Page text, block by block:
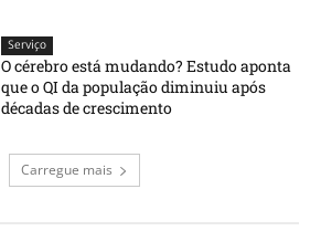
Serviço
O cérebro está mudando? Estudo aponta
que o QI da população diminuiu após
décadas de crescimento
Carregue mais